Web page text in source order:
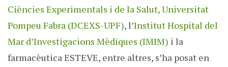
Ciències Experimentals i de la Salut, Universitat
Pompeu Fabra (DCEXS-UPF), l’Institut Hospital del
Mar d’Investigacions Mèdiques (IMIM) i la
farmacèutica ESTEVE, entre altres, s’ha posat en